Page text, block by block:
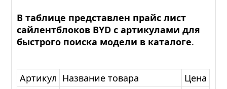
В таблице представлен прайс лист
сайлентблоков BYD с артикулами для
быстрого поиска модели в каталоге.
Артикул Название товара
Цена